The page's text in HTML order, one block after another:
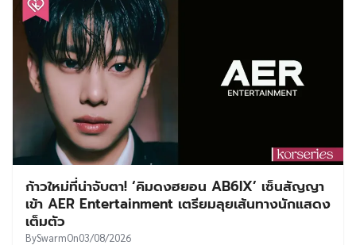
ก้าวใหม่ที่น่าจับตา! ‘คิมดงฮยอน AB6IX’ เซ็นสัญญา
เข้า AER Entertainment เตรียมลุยเส้นทางนักแสดง
เต็มตัว
BySwarmOn03/08/2026